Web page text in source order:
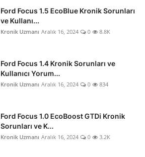
Ford Focus 1.5 EcoBlue Kronik Sorunları
ve Kullanı...
Kronik Uzmanı Aralık 16, 2024 0 8.8K
Ford Focus 1.4 Kronik Sorunları ve
Kullanıcı Yorum...
Kronik Uzmanı Aralık 16, 2024 0 834
Ford Focus 1.0 EcoBoost GTDi Kronik
Sorunları ve K...
Kronik Uzmanı Aralık 16, 2024 0 3.2K